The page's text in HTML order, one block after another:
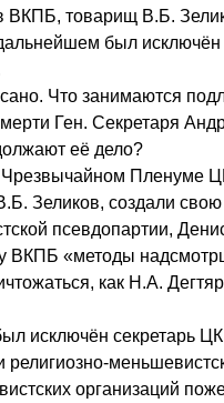
ВКПБ, товарищ В.Б.
был исключён
Что занимаются
Ген. Секретаря
её дело?
Чрезвычайном Пленуме
Зеликов, создали
псевдопартии,
ВКПБ «методы
как Н.А.
исключён секретарь ЦК
религиозно-
организаций